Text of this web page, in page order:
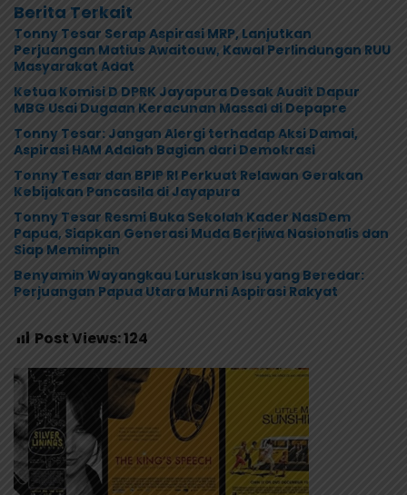
Berita Terkait
Tonny Tesar Serap Aspirasi MRP, Lanjutkan
Perjuangan Matius Awaitouw, Kawal Perlindungan RUU
Masyarakat Adat
Ketua Komisi D DPRK Jayapura Desak Audit Dapur
MBG Usai Dugaan Keracunan Massal di Depapre
Tonny Tesar: Jangan Alergi terhadap Aksi Damai,
Aspirasi HAM Adalah Bagian dari Demokrasi
Tonny Tesar dan BPIP RI Perkuat Relawan Gerakan
Kebijakan Pancasila di Jayapura
Tonny Tesar Resmi Buka Sekolah Kader NasDem
Papua, Siapkan Generasi Muda Berjiwa Nasionalis dan
Siap Memimpin
Benyamin Wayangkau Luruskan Isu yang Beredar:
Perjuangan Papua Utara Murni Aspirasi Rakyat
Post Views:124